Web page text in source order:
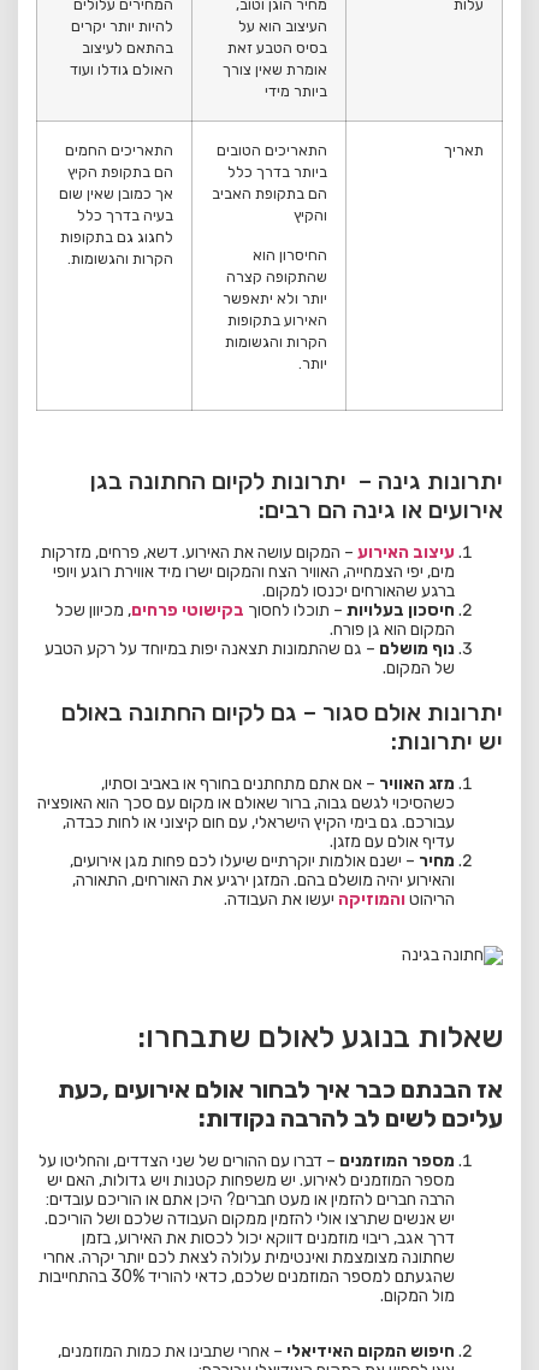
עלות
מחיר הוגן וטוב,
העיצוב הוא על
בסיס הטבע זאת
אומרת שאין צורך
ביותר מידי
המחירים עלולים
להיות יותר יקרים
בהתאם לעיצוב
האולם גודלו ועוד
תאריך
התאריכים הטובים
ביותר בדרך כלל
הם בתקופת האביב
והקיץ
החיסרון הוא
שהתקופה קצרה
יותר ולא יתאפשר
האירוע בתקופות
הקרות והגשומות
יותר.
התאריכים החמים
הם בתקופת הקיץ
אך כמובן שאין שום
בעיה בדרך כלל
לחגוג גם בתקופות
הקרות והגשומות.
יתרונות גינה – יתרונות לקיום החתונה בגן
אירועים או גינה הם רבים:
עיצוב האירוע – המקום עושה את האירוע. דשא, פרחים, מזרקות
מים, יפי הצמחייה, האוויר הצח והמקום ישרו מיד אווירת רוגע ויופי
ברגע שהאורחים יכנסו למקום.
חיסכון בעלויות – תוכלו לחסוך בקישוטי פרחים, מכיוון שכל
המקום הוא גן פורח.
נוף מושלם – גם שהתמונות תצאנה יפות במיוחד על רקע הטבע
של המקום.
יתרונות אולם סגור – גם לקיום החתונה באולם
יש יתרונות:
מזג האוויר – אם אתם מתחתנים בחורף או באביב וסתיו,
כשהסיכוי לגשם גבוה, ברור שאולם או מקום עם סכך הוא האופציה
עבורכם. גם בימי הקיץ הישראלי, עם חום קיצוני או לחות כבדה,
עדיף אולם עם מזגן.
מחיר – ישנם אולמות יוקרתיים שיעלו לכם פחות מגן אירועים,
והאירוע יהיה מושלם בהם. המזגן ירגיע את האורחים, התאורה,
הריהוט והמוזיקה יעשו את העבודה.
שאלות בנוגע לאולם שתבחרו:
אז הבנתם כבר איך לבחור אולם אירועים ,כעת
עליכם לשים לב להרבה נקודות:
מספר המוזמנים – דברו עם ההורים של שני הצדדים, והחליטו על
מספר המוזמנים לאירוע. יש משפחות קטנות ויש גדולות, האם יש
הרבה חברים להזמין או מעט חברים? היכן אתם או הוריכם עובדים:
יש אנשים שתרצו אולי להזמין ממקום העבודה שלכם ושל הוריכם.
דרך אגב, ריבוי מוזמנים דווקא יכול לכסות את האירוע, בזמן
שחתונה מצומצמת ואינטימית עלולה לצאת לכם יותר יקרה. אחרי
שהגעתם למספר המוזמנים שלכם, כדאי להוריד 30% בהתחייבות
מול המקום.
חיפוש המקום האידיאלי – אחרי שתבינו את כמות המוזמנים,